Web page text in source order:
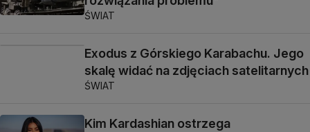
ŚWIAT
Exodus z Górskiego Karabachu. Jego
skalę widać na zdjęciach satelitarnych
ŚWIAT
Kim Kardashian ostrzega